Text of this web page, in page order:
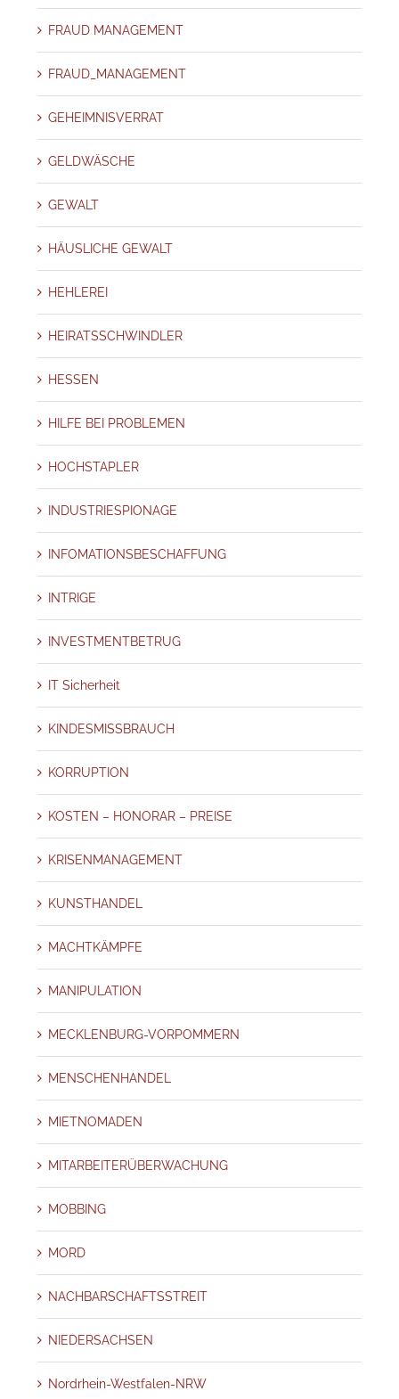
FRAUD MANAGEMENT
FRAUD_MANAGEMENT
GEHEIMNISVERRAT
GELDWÄSCHE
GEWALT
HÄUSLICHE GEWALT
HEHLEREI
HEIRATSSCHWINDLER
HESSEN
HILFE BEI PROBLEMEN
HOCHSTAPLER
INDUSTRIESPIONAGE
INFOMATIONSBESCHAFFUNG
INTRIGE
INVESTMENTBETRUG
IT Sicherheit
KINDESMISSBRAUCH
KORRUPTION
KOSTEN – HONORAR – PREISE
KRISENMANAGEMENT
KUNSTHANDEL
MACHTKÄMPFE
MANIPULATION
MECKLENBURG-VORPOMMERN
MENSCHENHANDEL
MIETNOMADEN
MITARBEITERÜBERWACHUNG
MOBBING
MORD
NACHBARSCHAFTSSTREIT
NIEDERSACHSEN
Nordrhein-Westfalen-NRW